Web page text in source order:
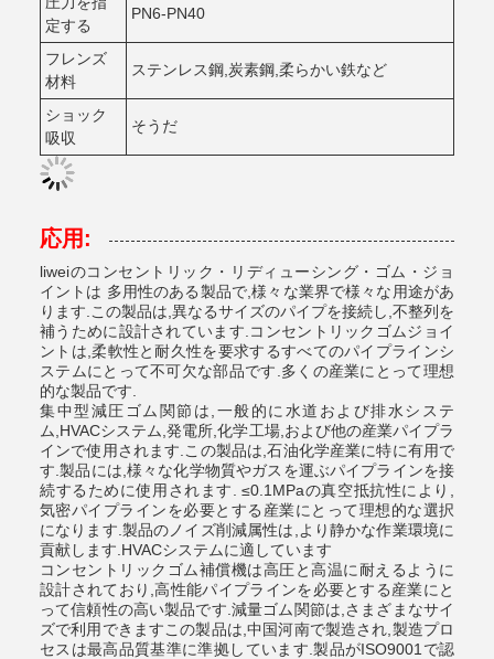
定する
PN6-PN40
フレンズ
材料
ステンレス鋼,炭素鋼,柔らかい鉄など
ショック
吸収
そうだ
応用:
liweiのコンセントリック・リディューシング・ゴム・ジョ
イントは 多用性のある製品で,様々な業界で様々な用途があ
ります.この製品は,異なるサイズのパイプを接続し,不整列を
補うために設計されています.コンセントリックゴムジョイ
ントは,柔軟性と耐久性を要求するすべてのパイプラインシ
ステムにとって不可欠な部品です.多くの産業にとって理想
的な製品です.
集中型減圧ゴム関節は,一般的に水道および排水システ
ム,HVACシステム,発電所,化学工場,および他の産業パイプラ
インで使用されます.この製品は,石油化学産業に特に有用で
す.製品には,様々な化学物質やガスを運ぶパイプラインを接
続するために使用されます. ≤0.1MPaの真空抵抗性により,
気密パイプラインを必要とする産業にとって理想的な選択
になります.製品のノイズ削減属性は,より静かな作業環境に
貢献します.HVACシステムに適しています
コンセントリックゴム補償機は高圧と高温に耐えるように
設計されており,高性能パイプラインを必要とする産業にと
って信頼性の高い製品です.減量ゴム関節は,さまざまなサイ
ズで利用できますこの製品は,中国河南で製造され,製造プロ
セスは最高品質基準に準拠しています.製品がISO9001で認